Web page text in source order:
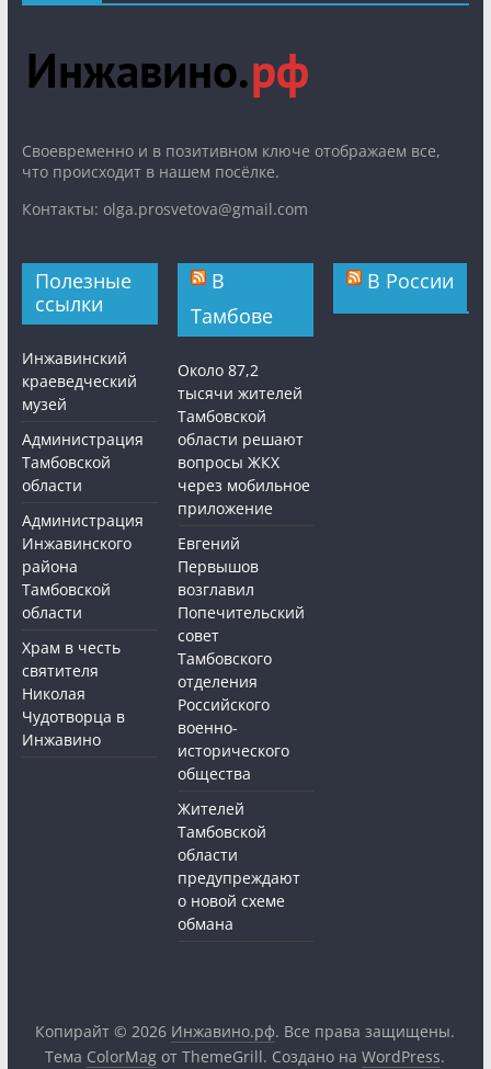
Cвоевременно и в позитивном ключе отображаем все,
что происходит в нашем посёлке.
Контакты: olga.prosvetova@gmail.com
Полезные
ссылки
Инжавинский
краеведческий
музей
Администрация
Тамбовской
области
Администрация
Инжавинского
района
Тамбовской
области
Храм в честь
святителя
Николая
Чудотворца в
Инжавино
В
Тамбове
Около 87,2
тысячи жителей
Тамбовской
области решают
вопросы ЖКХ
через мобильное
приложение
Евгений
Первышов
возглавил
Попечительский
совет
Тамбовского
отделения
Российского
военно-
исторического
общества
Жителей
Тамбовской
области
предупреждают
о новой схеме
обмана
В России
Копирайт © 2026 Инжавино.рф. Все права защищены.
Тема ColorMag от ThemeGrill. Создано наWordPress.